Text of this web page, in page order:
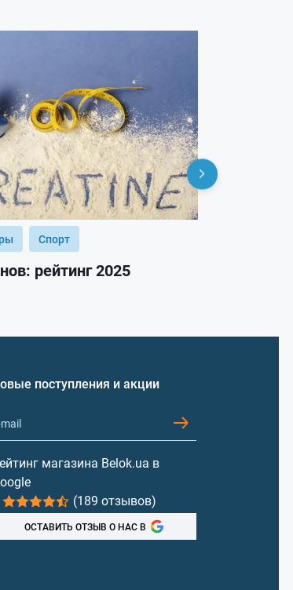
Спорт
рейтинг 2025
поступления и акции
магазина Belok.ua в
(189 отзывов)
ОСТАВИТЬ ОТЗЫВ О НАС В